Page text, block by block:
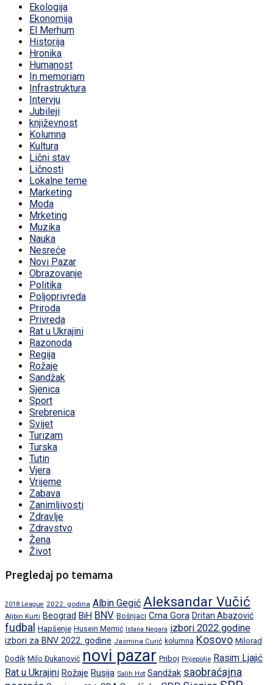
Ekologija
Ekonomija
El Merhum
Historija
Hronika
Humanost
In memoriam
Infrastruktura
Intervju
Jubileji
književnost
Kolumna
Kultura
Lični stav
Ličnosti
Lokalne teme
Marketing
Moda
Mrketing
Muzika
Nauka
Nesreće
Novi Pazar
Obrazovanje
Politika
Poljoprivreda
Priroda
Privreda
Rat u Ukrajini
Razonoda
Regija
Rožaje
Sandžak
Sjenica
Sport
Srebrenica
Svijet
Turizam
Turska
Tutin
Vjera
Vrijeme
Zabava
Zanimljivosti
Zdravlje
Zdravstvo
Žena
Život
Pregledaj po temama
2018 League 2022. godina Albin Gegić Aleksandar Vučić
Aljbin Kurti Beograd BiH BNV Bošnjaci Crna Gora Dritan Abazović
fudbal Hapšenje Husein Memić Istana Negara izbori 2022.godine
izbori za BNV 2022. godine Jasmina Curić kolumna Kosovo Milorad
Dodik Milo Đukanović novi pazar Priboj Prijepolje Rasim Ljajić
Rat u Ukrajini Rožaje Rusija Salih Hot Sandžak saobraćajna